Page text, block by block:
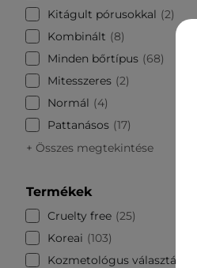
Kitágult pórusokkal
2
Kombinált
8
Minden bőrtípus
68
Mitesszeres 2
Normál
4
Pattanásos 17
+ Összes megtekintése
Termékek
Cruelty free 25
Koreai
103
Kozmetológus választása